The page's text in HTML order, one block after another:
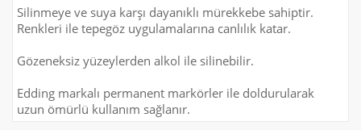
Silinmeye ve suya karşı dayanıklı mürekkebe sahiptir.
Renkleri ile tepegöz uygulamalarına canlılık katar.
Gözeneksiz yüzeylerden alkol ile silinebilir.
Edding markalı permanent markörler ile doldurularak
uzun ömürlü kullanım sağlanır.